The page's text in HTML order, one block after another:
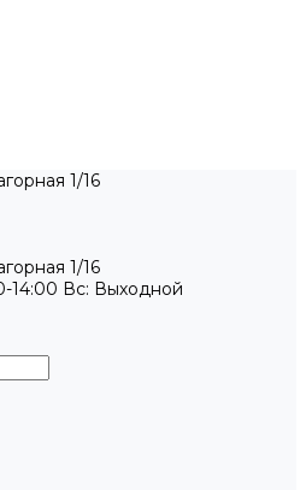
1/16
1/16
14:00 Вс: Выходной